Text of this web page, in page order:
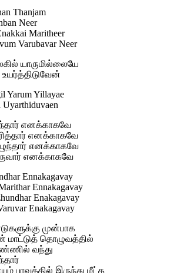
Thanjam
Neer
Maritheer
Varubavar Neer
யாருமில்லையே
உயர்த்திடுவேன்
Yarum Yillayae
Uyarthiduvaen
எனக்காகவே
எனக்காகவே
எனக்காகவே
எனக்காகவே
Ennakagavay
Ennakagavay
Enakagavay
Enakagavay
முன்பாக
மாட்டுத் தொழுவத்தில்
வந்து
பாவத்தில் இருந்து மீட்க